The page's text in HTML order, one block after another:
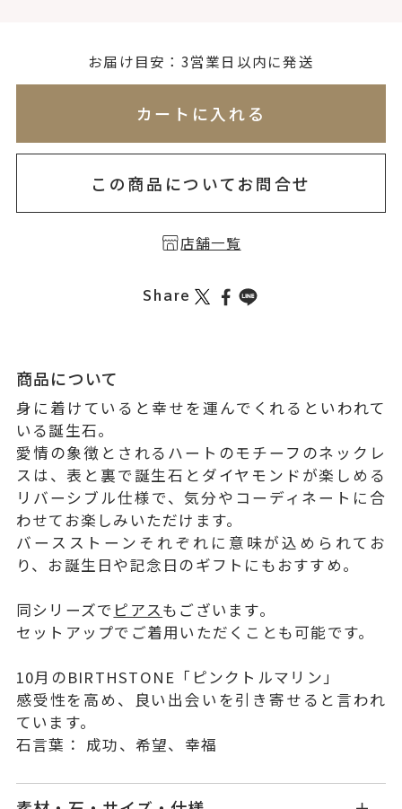
お届け目安：3営業日以内に発送
カートに入れる
この商品についてお問合せ
店舗一覧
Share
商品について
身に着けていると幸せを運んでくれるといわれて
いる誕生石。
愛情の象徴とされるハートのモチーフのネックレ
スは、表と裏で誕生石とダイヤモンドが楽しめる
リバーシブル仕様で、気分やコーディネートに合
わせてお楽しみいただけます。
バースストーンそれぞれに意味が込められてお
り、お誕生日や記念日のギフトにもおすすめ。
同シリーズで ピアスもございます。
セットアップでご着用いただくことも可能です。
10月のBIRTHSTONE「ピンクトルマリン」
感受性を高め、良い出会いを引き寄せると言われ
ています。
石言葉： 成功、希望、幸福